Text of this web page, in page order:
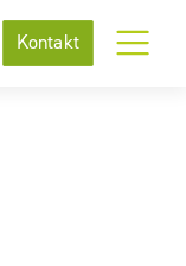
Kontakt